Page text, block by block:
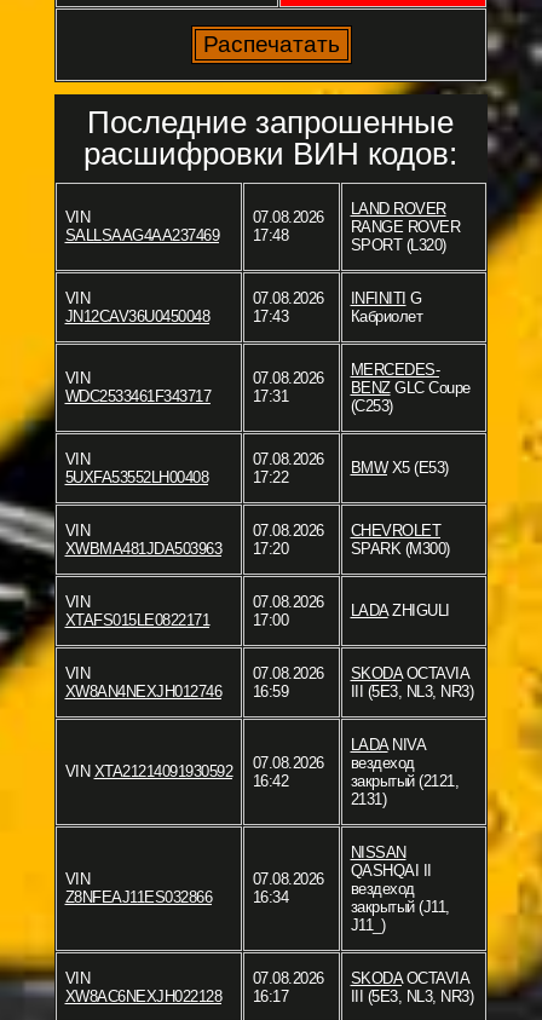
Последние запрошенные
расшифровки ВИН кодов:
VIN
SALLSAAG4AA237469
07.08.2026
17:48
LAND ROVER
RANGE ROVER
SPORT (L320)
VIN
JN12CAV36U0450048
07.08.2026
17:43
INFINITI G
Кабриолет
VIN
WDC2533461F343717
07.08.2026
17:31
MERCEDES-
BENZGLC Coupe
(C253)
VIN
5UXFA53552LH00408
07.08.2026
17:22
BMWX5 (E53)
VIN
XWBMA481JDA503963
07.08.2026
17:20
CHEVROLET
SPARK (M300)
VIN
XTAFS015LE0822171
07.08.2026
17:00
LADAZHIGULI
VIN
XW8AN4NEXJH012746
07.08.2026
16:59
SKODAOCTAVIA
III (5E3, NL3, NR3)
VIN XTA21214091930592
07.08.2026
16:42
LADANIVA
вездеход
закрытый (2121,
2131)
VIN
Z8NFEAJ11ES032866
07.08.2026
16:34
NISSAN
QASHQAI II
вездеход
закрытый (J11,
J11_)
VIN
XW8AC6NEXJH022128
07.08.2026
16:17
SKODAOCTAVIA
III (5E3, NL3, NR3)